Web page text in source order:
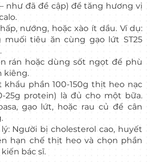
như đã đề cập) để tăng hương vị
nướng, hoặc xào ít dầu. Ví dụ:
muối tiêu ăn cùng gạo lứt ST25
rán hoặc dùng sốt ngọt để phù
kiêng.
khẩu phần 100-150g thịt heo nạc
25g protein) là đủ cho một bữa.
gạo lứt, hoặc rau củ để cân
Người bị cholesterol cao, huyết
hạn chế thịt heo và chọn phần
bác sĩ.